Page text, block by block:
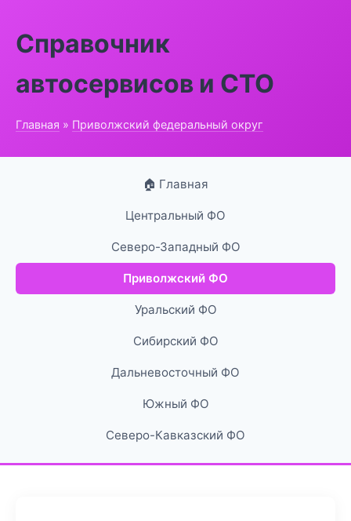
Справочник
автосервисов и СТО
Главная » Приволжский федеральный округ
🏠 Главная
Центральный ФО
Северо-Западный ФО
Приволжский ФО
Уральский ФО
Сибирский ФО
Дальневосточный ФО
Южный ФО
Северо-Кавказский ФО